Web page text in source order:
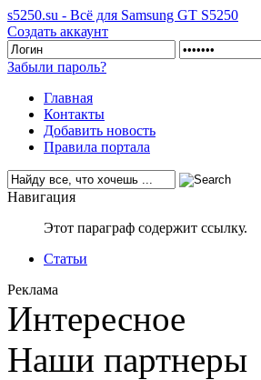
s5250.su - Всё для Samsung GT S5250
Создать аккаунт
Забыли пароль?
Главная
Контакты
Добавить новость
Правила портала
Навигация
Этот параграф содержит ссылку.
Статьи
Реклама
Интересное
Наши партнеры